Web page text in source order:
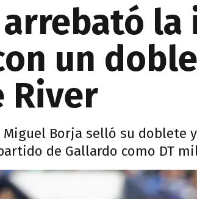
la
un
River
Borja selló su doblete
de Gallardo como DT